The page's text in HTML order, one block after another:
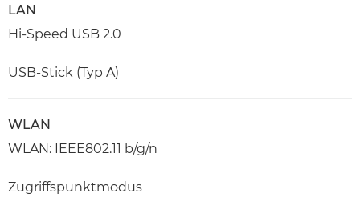
LAN
Hi-Speed USB 2.0
USB-Stick (Typ A)
WLAN
WLAN: IEEE802.11 b/g/n
Zugriffspunktmodus